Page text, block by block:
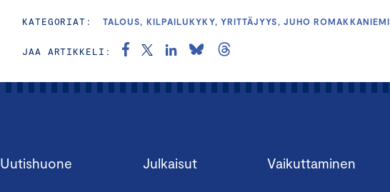
KATEGORIAT: TALOUS, KILPAILUKYKY, YRITTÄJYYS, JUHO ROMAKKANIEMI
JAA ARTIKKELI:
Uutishuone Julkaisut Vaikuttaminen